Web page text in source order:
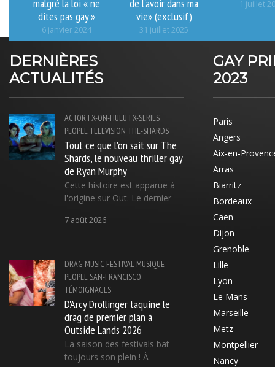
malgré la loi « ne
dites pas gay »
6 janvier 2024
de l'avoir dans ma
vie» (exclusif)
31 juillet 2025
1 juillet
DERNIÈRES
ACTUALITÉS
ACTOR FX-ON-HULU FX-SERIES
PEOPLETELEVISION THE-SHARDS
Tout ce que l'on sait sur The
Shards, le nouveau thriller gay
de Ryan Murphy
Cette histoire est apparue à
l'origine sur Out. Le dernier
7 août 2026
DRAG MUSIC-FESTIVAL MUSIQUE
PEOPLE SAN-FRANCISCO
TÉMOIGNAGES
D'Arcy Drollinger taquine le
drag de premier plan à
Outside Lands 2026
La saison des festivals bat
toujours son plein ! À
GAY
2023
Paris
Angers
Aix-en-
Arras
Biarritz
Bordeaux
Caen
Dijon
Grenoble
Lille
Lyon
Le Mans
Marseille
Metz
Montpellier
Nancy